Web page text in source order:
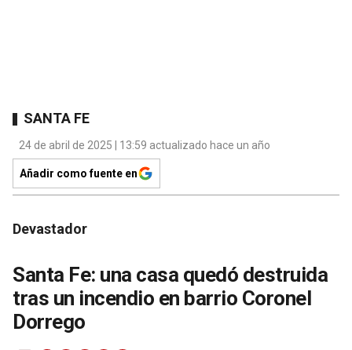
SANTA FE
24 de abril de 2025 | 13:59 actualizado hace un año
Añadir como fuente en
Devastador
Santa Fe: una casa quedó destruida
tras un incendio en barrio Coronel
Dorrego